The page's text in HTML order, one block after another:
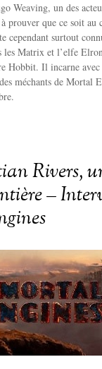
Weaving, un des
à prouver que ce soit au
cependant surtout
les Matrix et l’elfe
Hobbit. Il incarne
méchants de Mortal
Rivers,
–